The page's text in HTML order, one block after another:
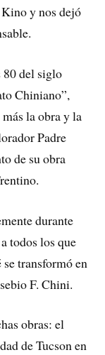
y nos dejó
80 del siglo
Chiniano”,
la obra y la
Padre
de su obra
durante
todos los que
transformó en
F. Chini.
obras: el
de Tucson en